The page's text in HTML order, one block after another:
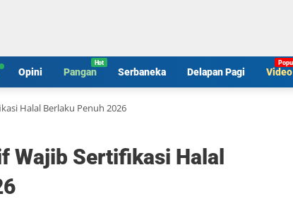
Opini Pangan Serbaneka Delapan Pagi Video
Halal Berlaku Penuh 2026
Wajib Sertifikasi Halal